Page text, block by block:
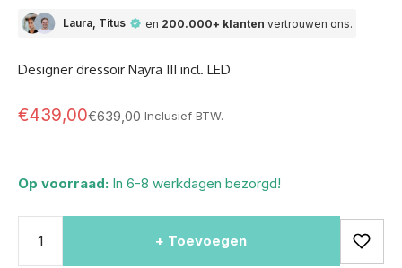
Laura, Titus en 200.000+ klanten vertrouwen ons.
Designer dressoir Nayra III incl. LED
Aanbod
€439,00Normale prijs
€639,00 Inclusief BTW.
Op voorraad: In 6-8 werkdagen bezorgd!
+ Toevoegen